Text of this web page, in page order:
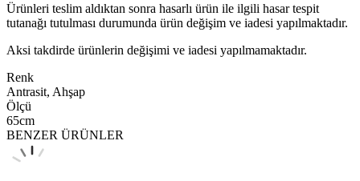
Ürünleri teslim aldıktan sonra hasarlı ürün ile ilgili hasar tespit
tutanağı tutulması durumunda ürün değişim ve iadesi yapılmaktadır.
Aksi takdirde ürünlerin değişimi ve iadesi yapılmamaktadır.
Renk
Antrasit, Ahşap
Ölçü
65cm
BENZER ÜRÜNLER